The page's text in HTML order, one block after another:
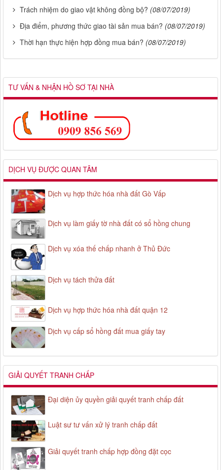
Trách nhiệm do giao vật không đồng bộ? (08/07/2019)
Địa điểm, phương thức giao tài sản mua bán? (08/07/2019)
Thời hạn thực hiện hợp đồng mua bán? (08/07/2019)
TƯ VẤN & NHẬN HỒ SƠ TẠI NHÀ
DỊCH VỤ ĐƯỢC QUAN TÂM
Dịch vụ hợp thức hóa nhà đất Gò Vấp
Dịch vụ làm giấy tờ nhà đất có sổ hồng chung
Dịch vụ xóa thế chấp nhanh ở Thủ Đức
Dịch vụ tách thửa đất
Dịch vụ hợp thức hóa nhà đất quận 12
Dịch vụ cấp sổ hồng đất mua giấy tay
GIẢI QUYẾT TRANH CHẤP
Đại diện ủy quyền giải quyết tranh chấp đất
Luật sư tư vấn xử lý tranh chấp đất
Giải quyết tranh chấp hợp đồng đặt cọc